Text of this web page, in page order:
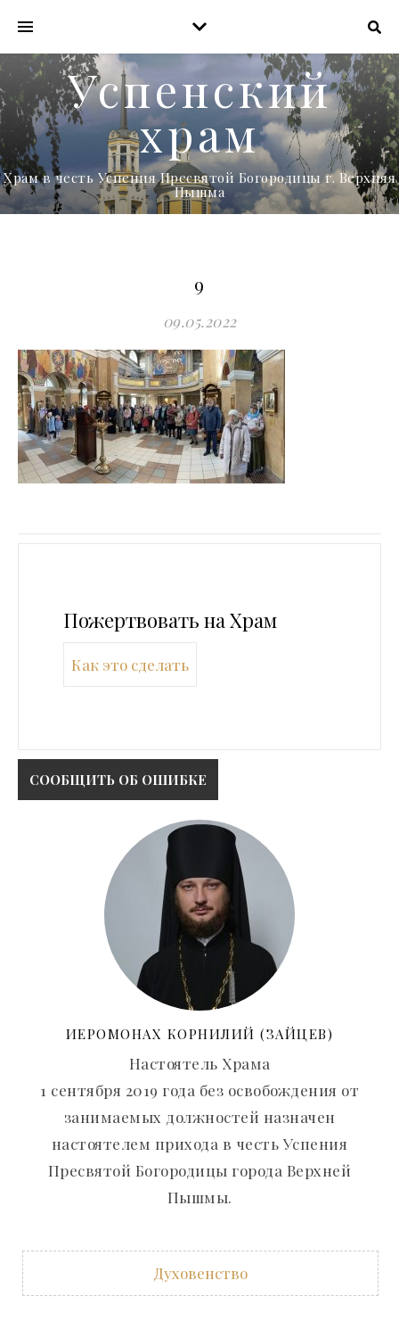
Успенский
храм
Храм в честь Успения Пресвятой Богородицы г. Верхняя
Пышма
9
09.05.2022
Пожертвовать на Храм
Как это сделать
ИЕРОМОНАХ КОРНИЛИЙ (ЗАЙЦЕВ)
Настоятель Храма
1 сентября 2019 года без освобождения от
занимаемых должностей назначен
настоятелем прихода в честь Успения
Пресвятой Богородицы города Верхней
Пышмы.
Духовенство